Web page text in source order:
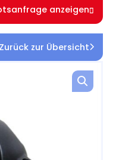
anzeigen
Zurück zur Übersicht